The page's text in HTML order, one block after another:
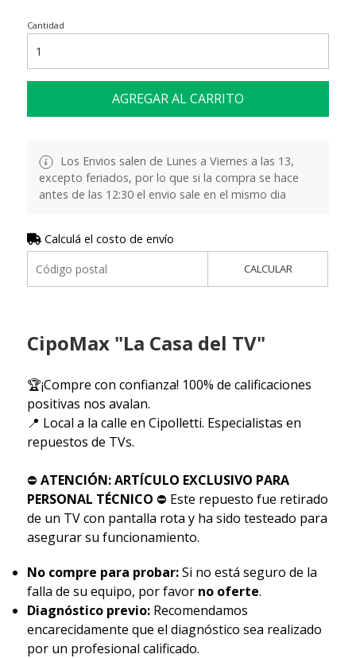
Cantidad
AGREGAR AL CARRITO
Los Envios salen de Lunes a Viernes a las 13,
excepto feriados, por lo que si la compra se hace
antes de las 12:30 el envio sale en el mismo dia
Calculá el costo de envío
CALCULAR
CipoMax "La Casa del TV"
🏆¡Compre con confianza! 100% de calificaciones
positivas nos avalan.
📍 Local a la calle en Cipolletti. Especialistas en
repuestos de TVs.
⛔ ATENCIÓN: ARTÍCULO EXCLUSIVO PARA
PERSONAL TÉCNICO ⛔ Este repuesto fue retirado
de un TV con pantalla rota y ha sido testeado para
asegurar su funcionamiento.
No compre para probar:Si no está seguro de la
falla de su equipo, por favor no oferte.
Diagnóstico previo:Recomendamos
encarecidamente que el diagnóstico sea realizado
por un profesional calificado.